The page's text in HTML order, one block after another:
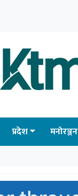
प्रदेश मनोरञ्जन